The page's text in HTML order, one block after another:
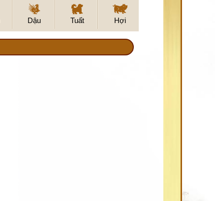
Dậu Tuất Hợi